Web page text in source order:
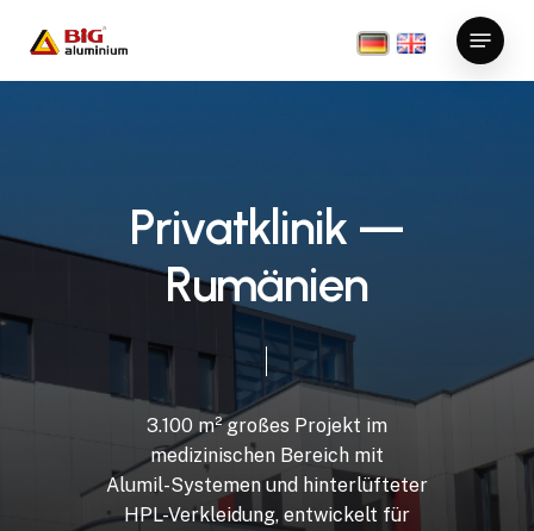
main
Menu
Privatklinik —
Rumänien
3.100 m² großes Projekt im
medizinischen Bereich mit
Alumil-Systemen und hinterlüfteter
HPL-Verkleidung, entwickelt für